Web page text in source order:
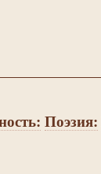
Поэзия: